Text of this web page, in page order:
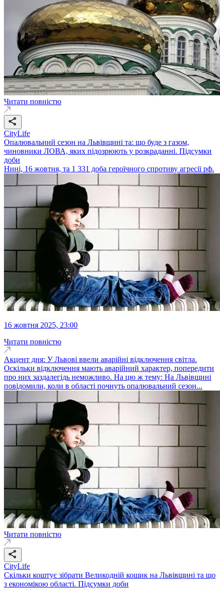
Читати повністю
CityLife
Опалювальний сезон на Львівщині та: що буде з газом,
чиновники ЛОВА, яких підозрюють у розкраданні. Підсумки
доби
Нині, 16 жовтня, та 1 331 доба героїчного спротиву агресії рф.
16 жовтня 2025, 23:00
Читати повністю
Акцент дня: У Львові ввели аварійні відключення світла.
Оскільки відключення мають аварійний характер, попередити
про них заздалегідь неможливо. На цю ж тему: На Львівщині
повідомили, коли в області почнуть опалювальний сезон...
Читати повністю
CityLife
Скільки коштує зібрати Великодній кошик на Львівщині та що
з економікою області. Підсумки доби